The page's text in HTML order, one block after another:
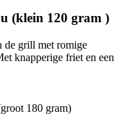
(klein 120 gram )
de grill met romige
knapperige friet en een